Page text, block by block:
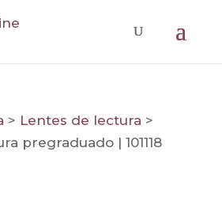
> Lentes de lectura >
pregraduado | 101118